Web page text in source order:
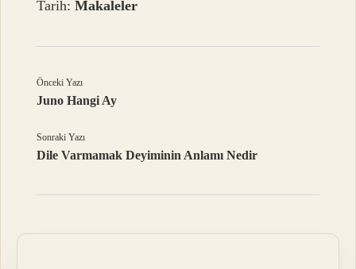
Tarih:Makaleler
Önceki Yazı
Juno Hangi Ay
Sonraki Yazı
Dile Varmamak Deyiminin Anlamı Nedir